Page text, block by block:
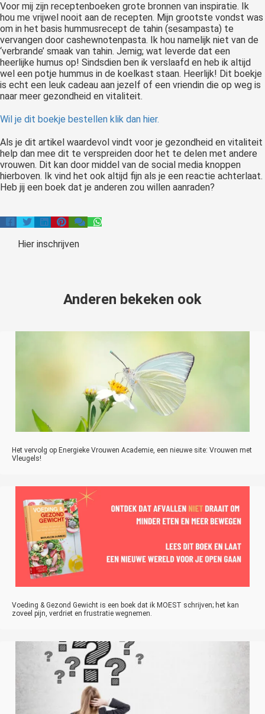
Voor mij zijn receptenboeken grote bronnen van inspiratie. Ik
hou me vrijwel nooit aan de recepten. Mijn grootste vondst was
om in het basis hummusrecept de tahin (sesampasta) te
vervangen door cashewnotenpasta. Ik hou namelijk niet van de
‘verbrande’ smaak van tahin. Jemig; wat leverde dat een
heerlijke humus op! Sindsdien ben ik verslaafd en heb ik altijd
wel een potje hummus in de koelkast staan. Heerlijk! Dit boekje
is echt een leuk cadeau aan jezelf of een vriendin die op weg is
naar meer gezondheid en vitaliteit.
Wil je dit boekje bestellen klik dan hier.
Als je dit artikel waardevol vindt voor je gezondheid en vitaliteit
help dan mee dit te verspreiden door het te delen met andere
vrouwen. Dit kan door middel van de social media knoppen
hierboven. Ik vind het ook altijd fijn als je een reactie achterlaat.
Heb jij een boek dat je anderen zou willen aanraden?
Hier inschrijven
Anderen bekeken ook
Het vervolg op Energieke Vrouwen Academie, een nieuwe site: Vrouwen met
Vleugels!
Voeding & Gezond Gewicht is een boek dat ik MOEST schrijven; het kan
zoveel pijn, verdriet en frustratie wegnemen.